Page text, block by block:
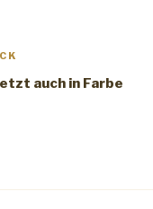
auch in Farbe